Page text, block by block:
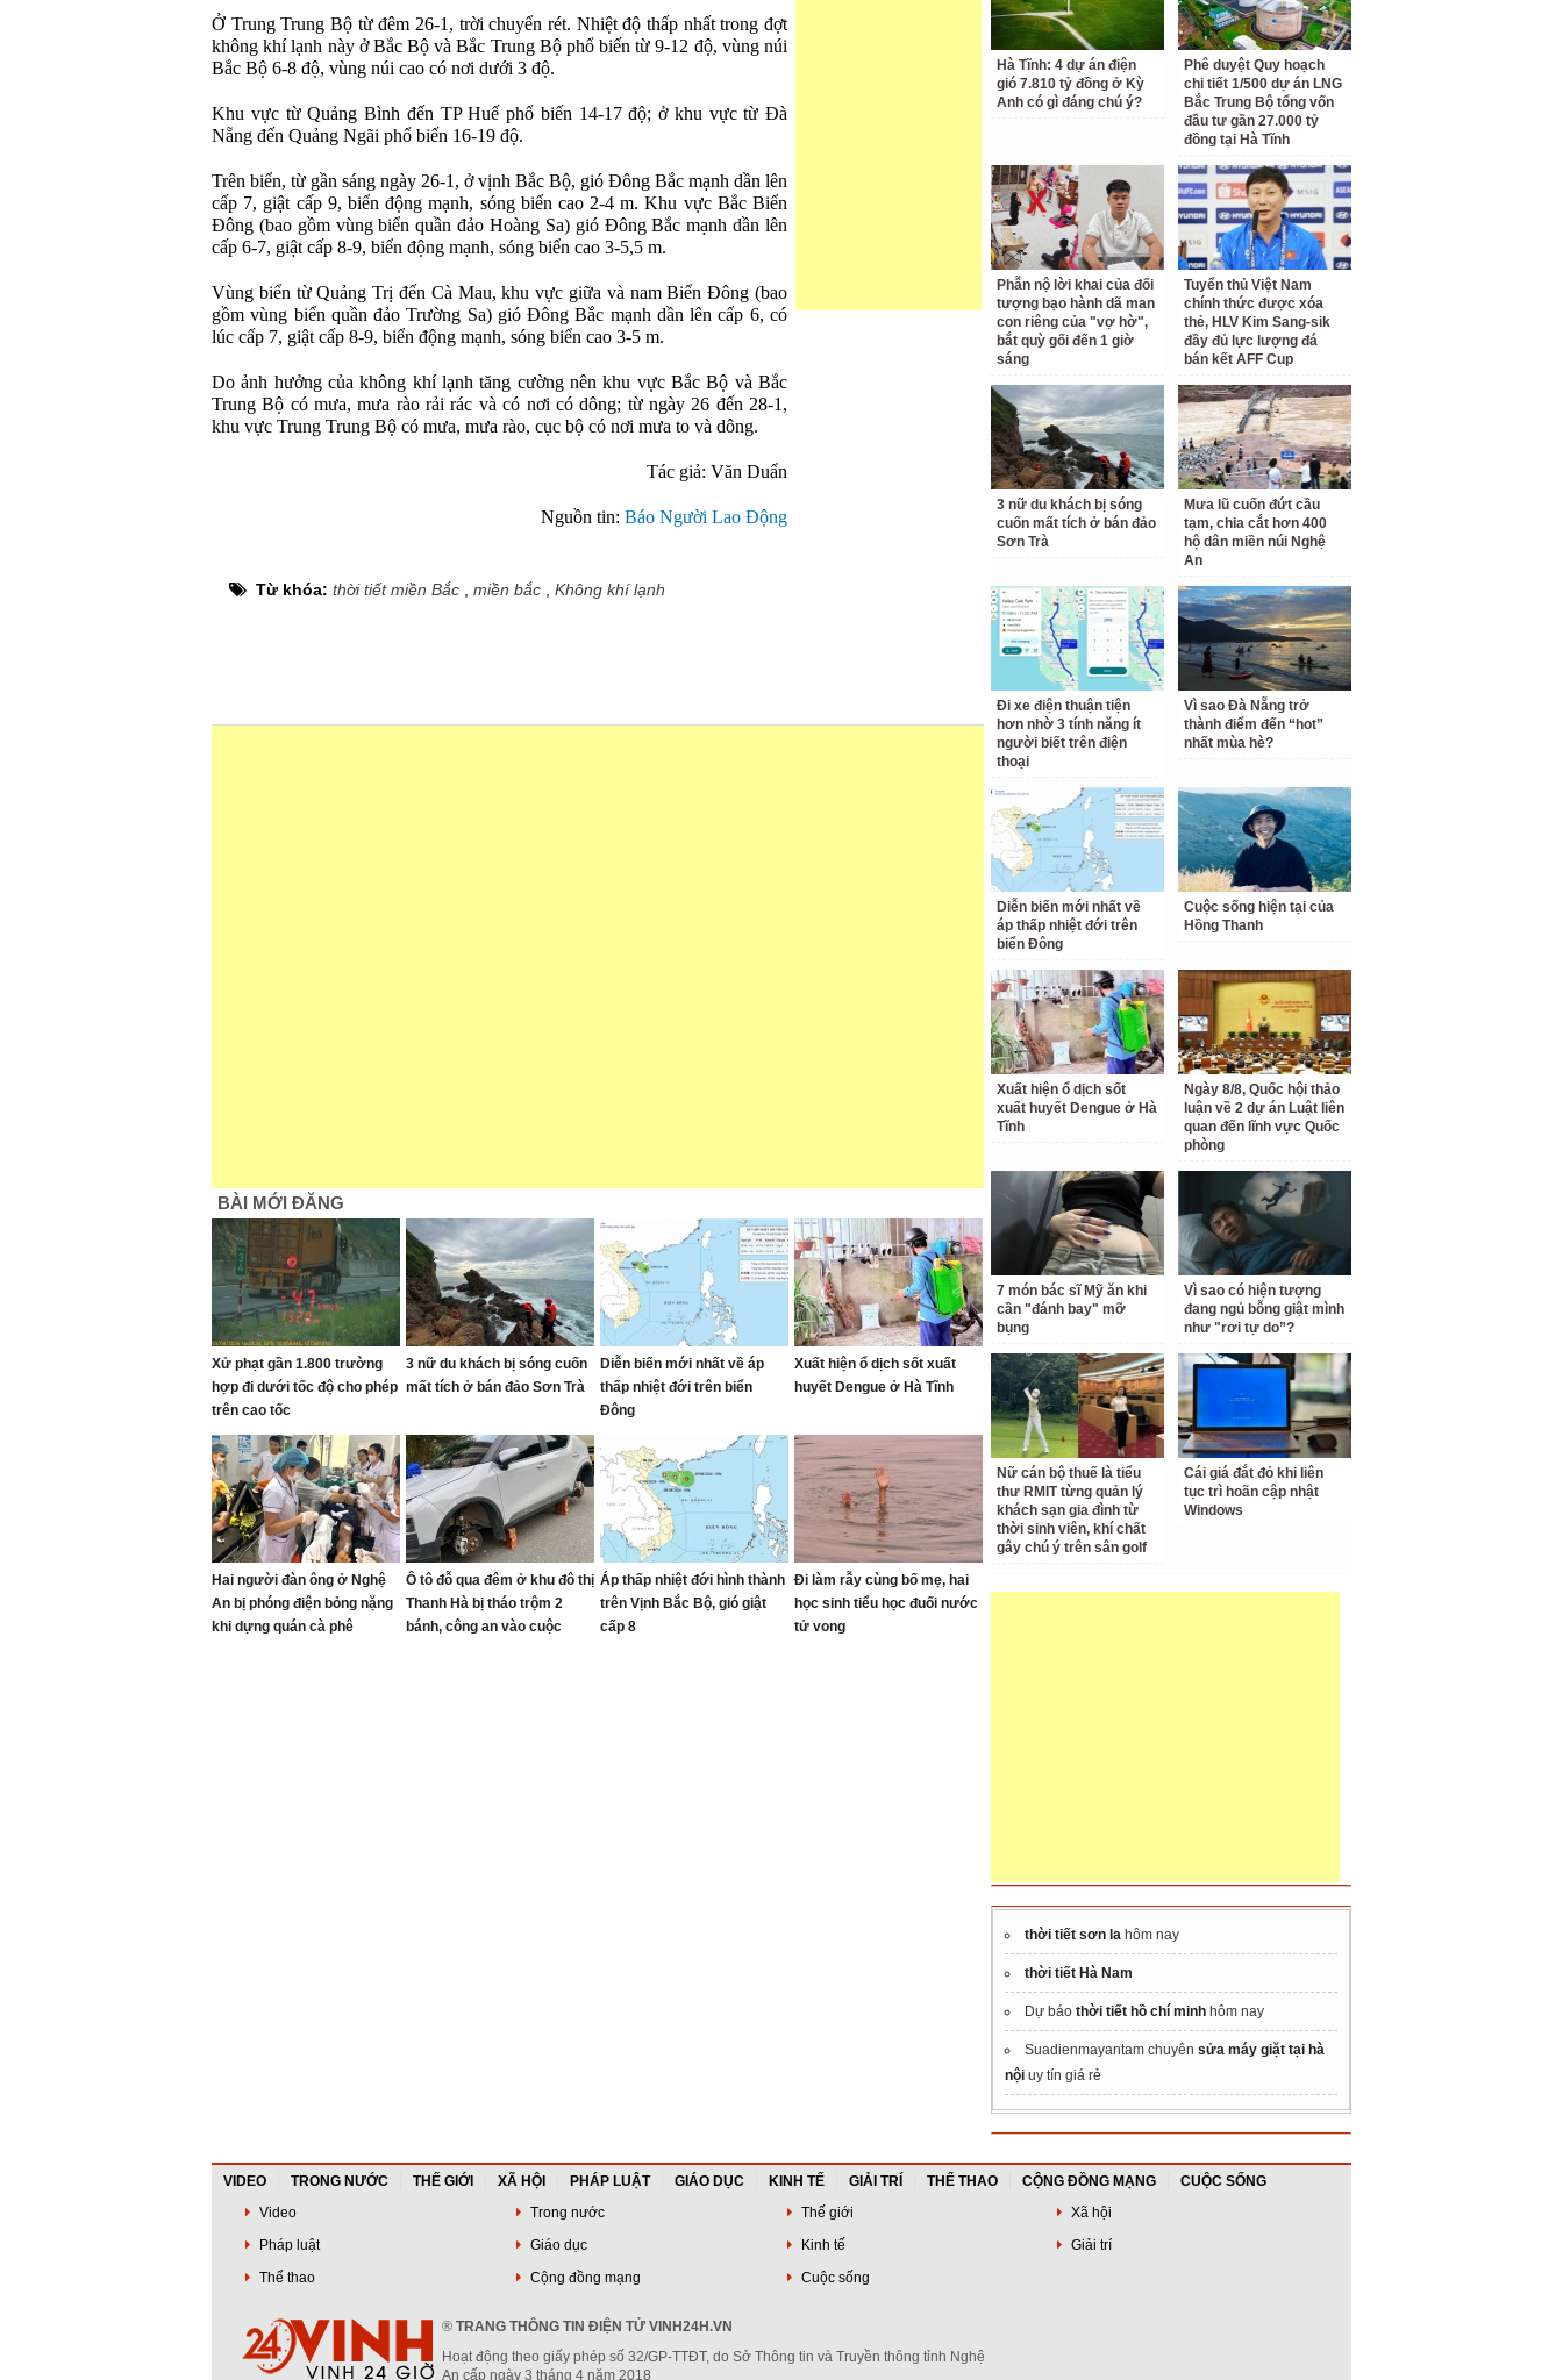
Ở Trung Trung Bộ từ đêm 26-1, trời chuyển rét. Nhiệt độ thấp nhất trong đợt
không khí lạnh này ở Bắc Bộ và Bắc Trung Bộ phổ biến từ 9-12 độ, vùng núi
Bắc Bộ 6-8 độ, vùng núi cao có nơi dưới 3 độ.
Khu vực từ Quảng Bình đến TP Huế phổ biến 14-17 độ; ở khu vực từ Đà
Nẵng đến Quảng Ngãi phổ biến 16-19 độ.
Trên biển, từ gần sáng ngày 26-1, ở vịnh Bắc Bộ, gió Đông Bắc mạnh dần lên
cấp 7, giật cấp 9, biển động mạnh, sóng biển cao 2-4 m. Khu vực Bắc Biển
Đông (bao gồm vùng biển quần đảo Hoàng Sa) gió Đông Bắc mạnh dần lên
cấp 6-7, giật cấp 8-9, biển động mạnh, sóng biển cao 3-5,5 m.
Vùng biển từ Quảng Trị đến Cà Mau, khu vực giữa và nam Biển Đông (bao
gồm vùng biển quần đảo Trường Sa) gió Đông Bắc mạnh dần lên cấp 6, có
lúc cấp 7, giật cấp 8-9, biển động mạnh, sóng biển cao 3-5 m.
Do ảnh hưởng của không khí lạnh tăng cường nên khu vực Bắc Bộ và Bắc
Trung Bộ có mưa, mưa rào rải rác và có nơi có dông; từ ngày 26 đến 28-1,
khu vực Trung Trung Bộ có mưa, mưa rào, cục bộ có nơi mưa to và dông.
Tác giả: Văn Duẩn
Nguồn tin: Báo Người Lao Động
Từ khóa: thời tiết miền Bắc miền bắc Không khí lạnh
BÀI MỚI ĐĂNG
Xử phạt gần 1.800 trường
hợp đi dưới tốc độ cho phép
trên cao tốc
3 nữ du khách bị sóng cuốn
mất tích ở bán đảo Sơn Trà
Diễn biến mới nhất về áp
thấp nhiệt đới trên biển
Đông
Xuất hiện ổ dịch sốt xuất
huyết Dengue ở Hà Tĩnh
Hai người đàn ông ở Nghệ
An bị phóng điện bỏng nặng
khi dựng quán cà phê
Ô tô đỗ qua đêm ở khu đô thị
Thanh Hà bị tháo trộm 2
bánh, công an vào cuộc
Áp thấp nhiệt đới hình thành
trên Vịnh Bắc Bộ, gió giật
cấp 8
Đi làm rẫy cùng bố mẹ, hai
học sinh tiểu học đuối nước
tử vong
Hà Tĩnh: 4 dự án điện
gió 7.810 tỷ đồng ở Kỳ
Anh có gì đáng chú ý?
Phê duyệt Quy hoạch
chi tiết 1/500 dự án LNG
Bắc Trung Bộ tổng vốn
đầu tư gần 27.000 tỷ
đồng tại Hà Tĩnh
Phẫn nộ lời khai của đối
tượng bạo hành dã man
con riêng của "vợ hờ",
bắt quỳ gối đến 1 giờ
sáng
Tuyển thủ Việt Nam
chính thức được xóa
thẻ, HLV Kim Sang-sik
đầy đủ lực lượng đá
bán kết AFF Cup
3 nữ du khách bị sóng
cuốn mất tích ở bán đảo
Sơn Trà
Mưa lũ cuốn đứt cầu
tạm, chia cắt hơn 400
hộ dân miền núi Nghệ
An
Đi xe điện thuận tiện
hơn nhờ 3 tính năng ít
người biết trên điện
thoại
Vì sao Đà Nẵng trở
thành điểm đến “hot”
nhất mùa hè?
Diễn biến mới nhất về
áp thấp nhiệt đới trên
biển Đông
Cuộc sống hiện tại của
Hồng Thanh
Xuất hiện ổ dịch sốt
xuất huyết Dengue ở Hà
Tĩnh
Ngày 8/8, Quốc hội thảo
luận về 2 dự án Luật liên
quan đến lĩnh vực Quốc
phòng
7 món bác sĩ Mỹ ăn khi
cần "đánh bay" mỡ
bụng
Vì sao có hiện tượng
đang ngủ bỗng giật mình
như "rơi tự do”?
Nữ cán bộ thuế là tiểu
thư RMIT từng quản lý
khách sạn gia đình từ
thời sinh viên, khí chất
gây chú ý trên sân golf
Cái giá đắt đỏ khi liên
tục trì hoãn cập nhật
Windows
thời tiết sơn la hôm nay
thời tiết Hà Nam
Dự báo thời tiết hồ chí minh hôm nay
Suadienmayantam chuyên sửa máy giặt tại hà
nội uy tín giá rẻ
VIDEO TRONG NƯỚC THẾ GIỚI XÃ HỘI PHÁP LUẬT GIÁO DỤC KINH TẾ GIẢI TRÍ THỂ THAO CỘNG ĐỒNG MẠNG
CUỘC SỐNG
Video
Trong nước Thế giới
Xã hội
Pháp luật
Giáo dục Kinh tế
Giải trí
Thể thao
Cộng đồng mạng Cuộc sống
® TRANG THÔNG TIN ĐIỆN TỬ VINH24H.VN
Hoạt động theo giấy phép số 32/GP-TTĐT, do Sở Thông tin và Truyền thông tỉnh Nghệ
An cấp ngày 3 tháng 4 năm 2018